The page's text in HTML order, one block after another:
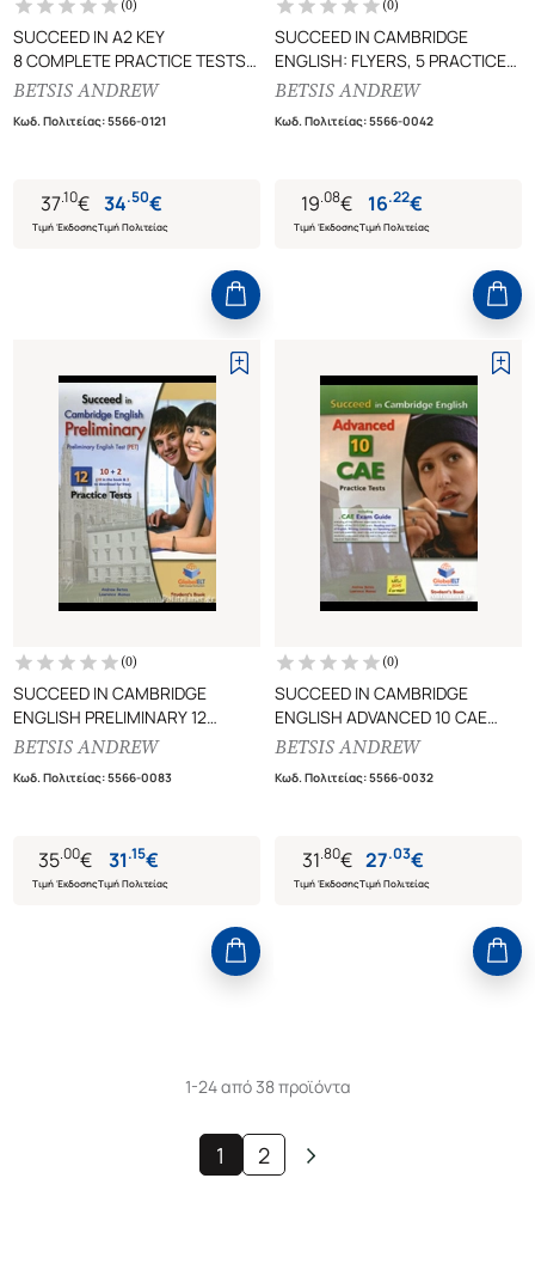
(0)
SUCCEED IN A2 KEY
8 COMPLETE PRACTICE TESTS
(+SELF STUDY - NEW 2020
BETSIS ANDREW
Κωδ. Πολιτείας:5566-0121
37.10€
Τιμή Έκδοσης
34.50€
Τιμή Πολιτείας
(0)
SUCCEED IN CAMBRIDGE
ENGLISH: FLYERS, 5 PRACTICE
TESTS
BETSIS ANDREW
Κωδ. Πολιτείας:5566-0042
19.08€
Τιμή Έκδοσης
16.22€
Τιμή Πολιτείας
(0)
SUCCEED IN CAMBRIDGE
ENGLISH PRELIMINARY 12
PRACTICE TESTS (PRELIMINARY
SELF-STUDY GUIDE 10+2 (10 IN
BETSIS ANDREW
Κωδ. Πολιτείας:5566-0083
35.00€
Τιμή Έκδοσης
31.15€
Τιμή Πολιτείας
(0)
SUCCEED IN CAMBRIDGE
ENGLISH ADVANCED 10 CAE
PRACTICE TESTS (+SELF-
STUDENT'S BOOK
BETSIS ANDREW
Κωδ. Πολιτείας:5566-0032
31.80€
Τιμή Έκδοσης
27.03€
Τιμή Πολιτείας
1-24 από 38 προϊόντα
1 2